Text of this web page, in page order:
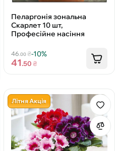
Пеларгонія зональна
Скарлет 10 шт,
Професійне насіння
46.00 ₴-10%
41.50₴
Літня Акція